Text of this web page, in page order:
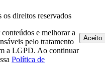
direitos reservados
e melhorar a
pelo tratamento
a LGPD. Ao continuar
Política de
Aceito